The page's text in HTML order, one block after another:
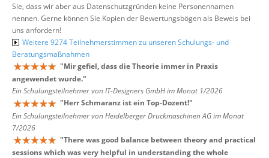
Sie, dass wir aber aus Datenschutzgründen keine Personennamen
nennen. Gerne können Sie Kopien der Bewertungsbögen als Beweis bei
uns anfordern!
Weitere 9274 Teilnehmerstimmen zu unseren Schulungs- und
Beratungsmaßnahmen
"Mir gefiel, dass die Theorie immer in Praxis
angewendet wurde."
Ein Schulungsteilnehmer von IT-Designers GmbH im Monat 1/2026
"Herr Schmaranz ist ein Top-Dozent!"
Ein Schulungsteilnehmer von Heidelberger Druckmaschinen AG im Monat
7/2026
"There was good balance between theory and practical
sessions which was very helpful in understanding the whole